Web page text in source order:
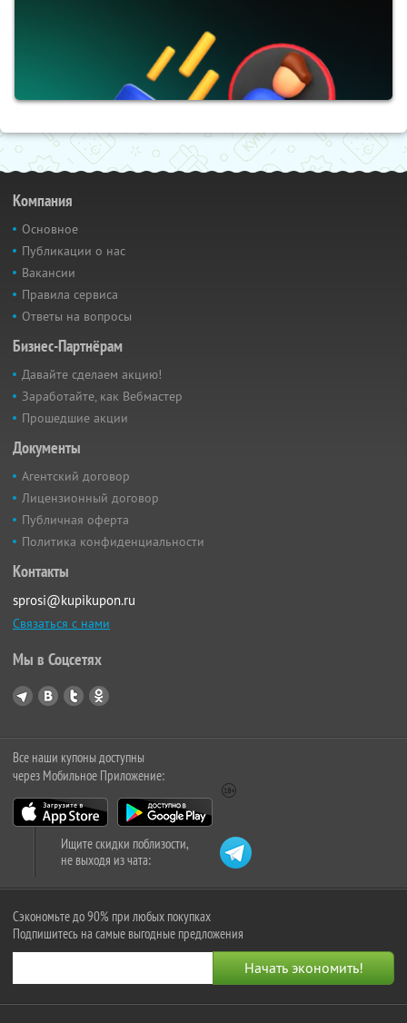
Компания
Основное
Публикации о нас
Вакансии
Правила сервиса
Ответы на вопросы
Бизнес-Партнёрам
Давайте сделаем акцию!
Заработайте, как Вебмастер
Прошедшие акции
Документы
Агентский договор
Лицензионный договор
Публичная оферта
Политика конфиденциальности
Контакты
sprosi@kupikupon.ru
Связаться с нами
Мы в Соцсетях
Все наши купоны доступны
через Мобильное Приложение:
Ищите скидки поблизости,
не выходя из чата:
Сэкономьте до 90% при любых покупках
Подпишитесь на самые выгодные предложения